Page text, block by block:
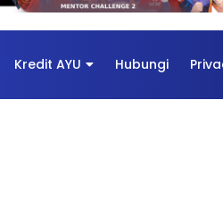
Kredit AYU Hubungi